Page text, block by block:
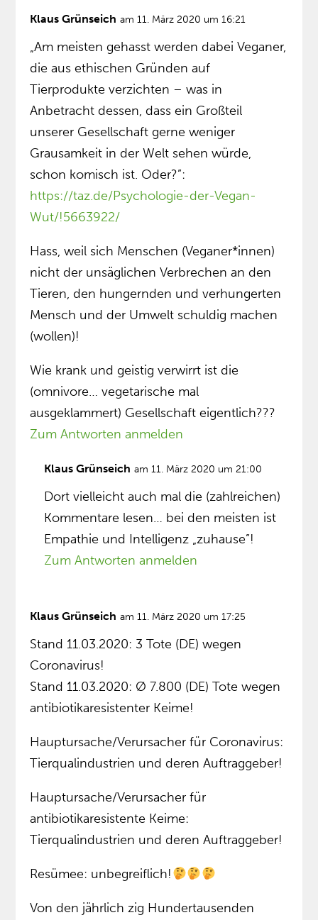
Klaus Grünseich am 11. März 2020 um 16:21
„Am meisten gehasst werden dabei Veganer,
die aus ethischen Gründen auf
Tierprodukte verzichten – was in
Anbetracht dessen, dass ein Großteil
unserer Gesellschaft gerne weniger
Grausamkeit in der Welt sehen würde,
schon komisch ist. Oder?”:
https://taz.de/Psychologie-der-Vegan-
Wut/!5663922/
Hass, weil sich Menschen (Veganer*innen)
nicht der unsäglichen Verbrechen an den
Tieren, den hungernden und verhungerten
Mensch und der Umwelt schuldig machen
(wollen)!
Wie krank und geistig verwirrt ist die
(omnivore… vegetarische mal
ausgeklammert) Gesellschaft eigentlich???
Zum Antworten anmelden
Klaus Grünseich am 11. März 2020 um 21:00
Dort vielleicht auch mal die (zahlreichen)
Kommentare lesen… bei den meisten ist
Empathie und Intelligenz „zuhause”!
Zum Antworten anmelden
Klaus Grünseich am 11. März 2020 um 17:25
Stand 11.03.2020: 3 Tote (DE) wegen
Coronavirus!
Stand 11.03.2020: Ø 7.800 (DE) Tote wegen
antibiotikaresistenter Keime!
Hauptursache/Verursacher für Coronavirus:
Tierqualindustrien und deren Auftraggeber!
Hauptursache/Verursacher für
antibiotikaresistente Keime:
Tierqualindustrien und deren Auftraggeber!
Resümee: unbegreiflich!
Von den jährlich zig Hundertausenden